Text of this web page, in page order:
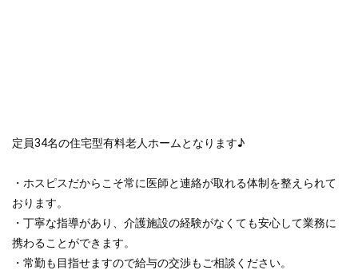
定員34名の住宅型有料老人ホームとなります♪
・ホスピスだからこそ常に医師と連絡が取れる体制を整えられて
おります。
・丁寧な指導があり、介護施設の経験がなくても安心して業務に
携わることができます。
・常勤も目指せますので給与の交渉もご相談ください。